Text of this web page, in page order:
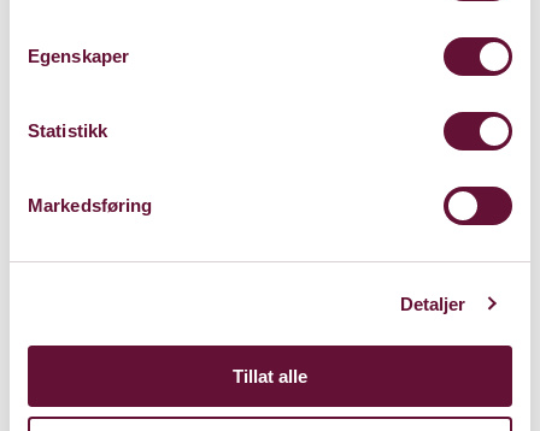
Egenskaper
Statistikk
Markedsføring
Detaljer
Tillat alle